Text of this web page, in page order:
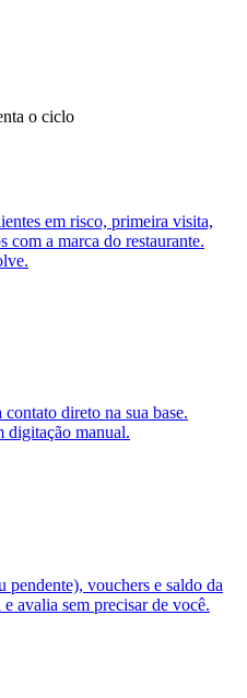
o ciclo
em risco, primeira visita,
a marca do restaurante.
direto na sua base.
digitação manual.
vouchers e saldo da
avalia sem precisar de você.